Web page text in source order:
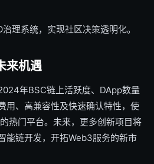
治理系统，实现社区决策透明化。
来机遇
年BSC链上活跃度、DApp数量
用、高兼容性及快速确认特性，使
热门平台。未来，更多创新项目将
能链开发，开拓Web3服务的新市